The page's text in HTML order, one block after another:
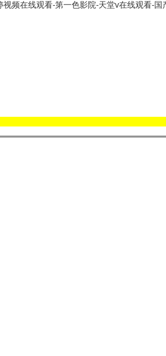
频在线观看-第一色影院-天堂v在线观看-